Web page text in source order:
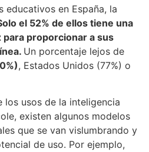
educativos en España, la
el 52% de ellos tiene una
proporcionar a sus
Un porcentaje lejos de
, Estados Unidos (77%) o
los usos de la inteligencia
existen algunos modelos
que se van vislumbrando y
de uso. Por ejemplo,